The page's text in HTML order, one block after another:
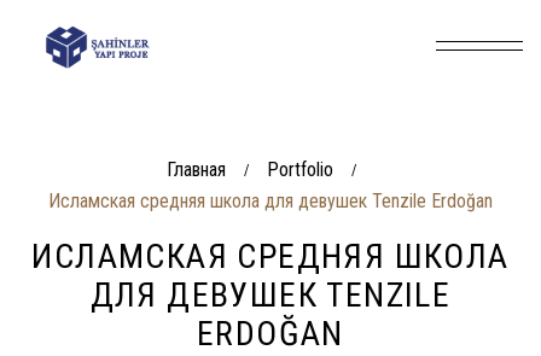
Главная / Portfolio /
Исламская средняя школа для девушек Tenzile Erdoğan
ИСЛАМСКАЯ СРЕДНЯЯ ШКОЛА
ДЛЯ ДЕВУШЕК TENZILE
ERDOĞAN